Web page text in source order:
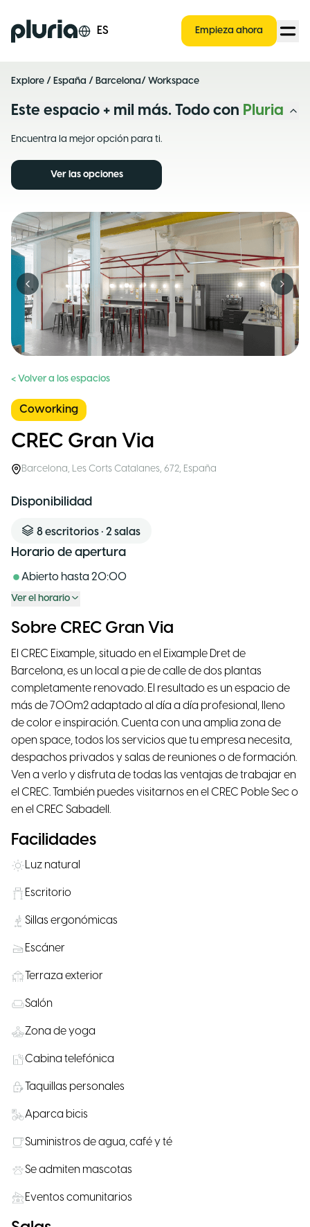
Logo Pluria ES Empieza ahora
Explore / España / Barcelona/ Workspace
Este espacio + mil más. Todo con Pluria
Encuentra la mejor opción para ti.
Ver las opciones
Previous slide Next
< Volver a los espacios
Coworking
CREC Gran Via
Barcelona, Les Corts Catalanes, 672, España
Disponibilidad
8escritorios • 2 salas
Horario de apertura
Abierto hasta20:00
Ver el horario
Sobre CREC Gran Via
El CREC Eixample, situado en el Eixample Dret de
Barcelona, es un local a pie de calle de dos plantas
completamente renovado. El resultado es un espacio de
más de 700m2 adaptado al día a día profesional, lleno
de color e inspiración. Cuenta con una amplia zona de
open space, todos los servicios que tu empresa necesita,
despachos privados y salas de reuniones o de formación.
Ven a verlo y disfruta de todas las ventajas de trabajar en
el CREC. También puedes visitarnos en el CREC Poble Sec o
en el CREC Sabadell.
Facilidades
Luz natural
Escritorio
Sillas ergonómicas
Escáner
Terraza exterior
Salón
Zona de yoga
Cabina telefónica
Taquillas personales
Aparca bicis
Suministros de agua, café y té
Se admiten mascotas
Eventos comunitarios